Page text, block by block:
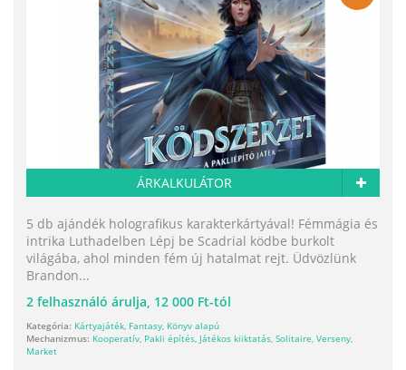
ÁRKALKULÁTOR
5 db ajándék holografikus karakterkártyával! Fémmágia és
intrika Luthadelben Lépj be Scadrial ködbe burkolt
világába, ahol minden fém új hatalmat rejt. Üdvözlünk
Brandon...
2 felhasználó árulja, 12 000 Ft-tól
Kategória: Kártyajáték, Fantasy, Könyv alapú
Mechanizmus: Kooperatív, Pakli építés, Játékos kiiktatás, Solitaire, Verseny,
Market